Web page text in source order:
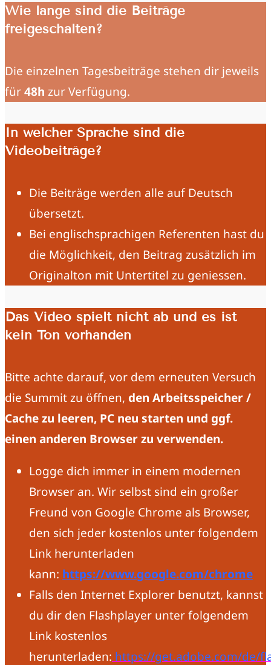
Wie lange sind die Beiträge
freigeschalten?
Die einzelnen Tagesbeiträge stehen dir jeweils
für48h zur Verfügung.
In welcher Sprache sind die
Videobeiträge?
Die Beiträge werden alle auf Deutsch
übersetzt.
Bei englischsprachigen Referenten hast du
die Möglichkeit, den Beitrag zusätzlich im
Originalton mit Untertitel zu geniessen.
Das Video spielt nicht ab und es ist
kein Ton vorhanden
Bitte achte darauf, vor dem erneuten Versuch
die Summit zu öffnen, den Arbeitsspeicher /
Cache zu leeren, PC neu starten und ggf.
einen anderen Browser zu verwenden.
Logge dich immer in einem modernen
Browser an. Wir selbst sind ein großer
Freund von Google Chrome als Browser,
den sich jeder kostenlos unter folgendem
Link herunterladen
kann: https://www.google.com/chrome
Falls den Internet Explorer benutzt, kannst
du dir den Flashplayer unter folgendem
Link kostenlos
herunterladen: https://get.adobe.com/de/